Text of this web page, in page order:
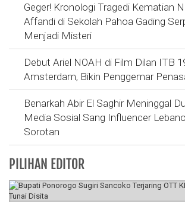
Geger! Kronologi Tragedi Kematian
Affandi di Sekolah Pahoa Gading
Menjadi Misteri
Debut Ariel NOAH di Film Dilan ITB
Amsterdam, Bikin Penggemar
Benarkah Abir El Saghir Meninggal
Media Sosial Sang Influencer
Sorotan
PILIHAN EDITOR